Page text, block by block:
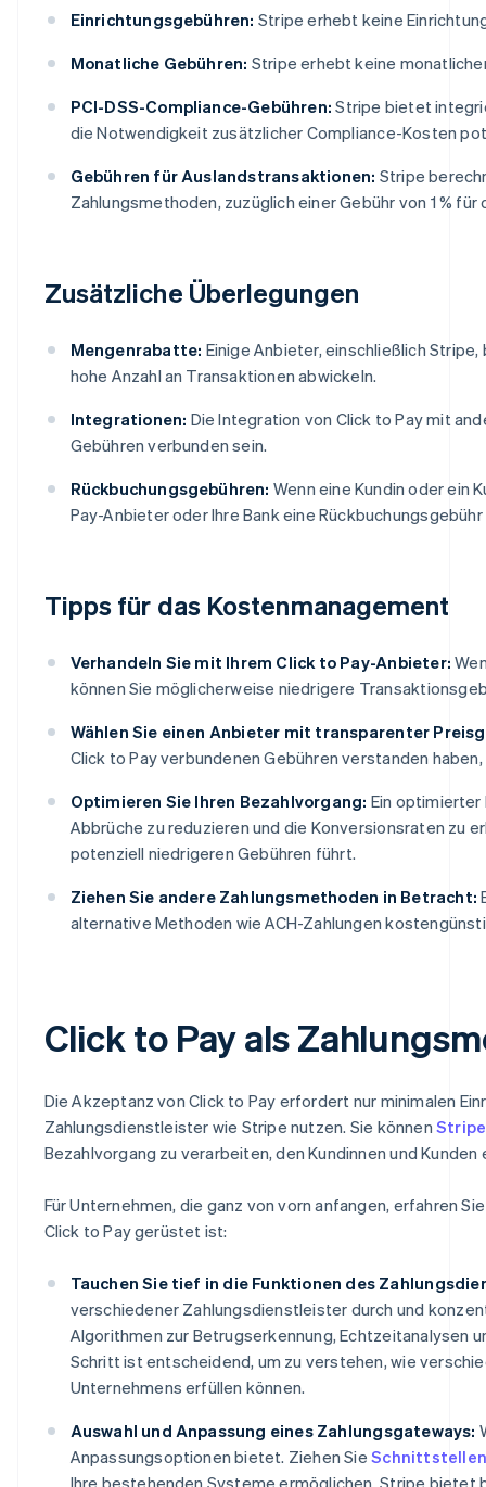
Einrichtungsgebühren: Stripe erhebt keine
Monatliche Gebühren: Stripe erhebt keine
PCI-DSS-Compliance-Gebühren: Stripe bietet
die Notwendigkeit zusätzlicher Compliance-Kosten
Gebühren für Auslandstransaktionen: Stripe
Zahlungsmethoden, zuzüglich einer Gebühr von 1 % für
Zusätzliche Überlegungen
Mengenrabatte: Einige Anbieter, einschließlich
hohe Anzahl an Transaktionen abwickeln.
Integrationen: Die Integration von Click to Pay mit
Gebühren verbunden sein.
Rückbuchungsgebühren: Wenn eine Kundin oder ein
Pay-Anbieter oder Ihre Bank eine
Tipps für das Kostenmanagement
Verhandeln Sie mit Ihrem Click to Pay-Anbieter:
können Sie möglicherweise niedrigere
Wählen Sie einen Anbieter mit transparenter
Click to Pay verbundenen Gebühren verstanden
Optimieren Sie Ihren Bezahlvorgang: Ein optimierter
Abbrüche zu reduzieren und die Konversionsraten zu
potenziell niedrigeren Gebühren führt.
Ziehen Sie andere Zahlungsmethoden in Betracht:
alternative Methoden wie ACH-Zahlungen
Click to Pay als
Die Akzeptanz von Click to Pay erfordert nur minimalen
Zahlungsdienstleister wie Stripe nutzen. Sie können
Bezahlvorgang zu verarbeiten, den Kundinnen und Kunden
Für Unternehmen, die ganz von vorn anfangen, erfahren
Click to Pay gerüstet ist:
Tauchen Sie tief in die Funktionen des
verschiedener Zahlungsdienstleister durch und
Algorithmen zur Betrugserkennung, Echtzeitanalysen
Schritt ist entscheidend, um zu verstehen, wie
Unternehmens erfüllen können.
Auswahl und Anpassung eines Zahlungsgateways:
Anpassungsoptionen bietet. Ziehen SieSchnittstellen
Ihre bestehenden Systeme ermöglichen. Stripe bietet